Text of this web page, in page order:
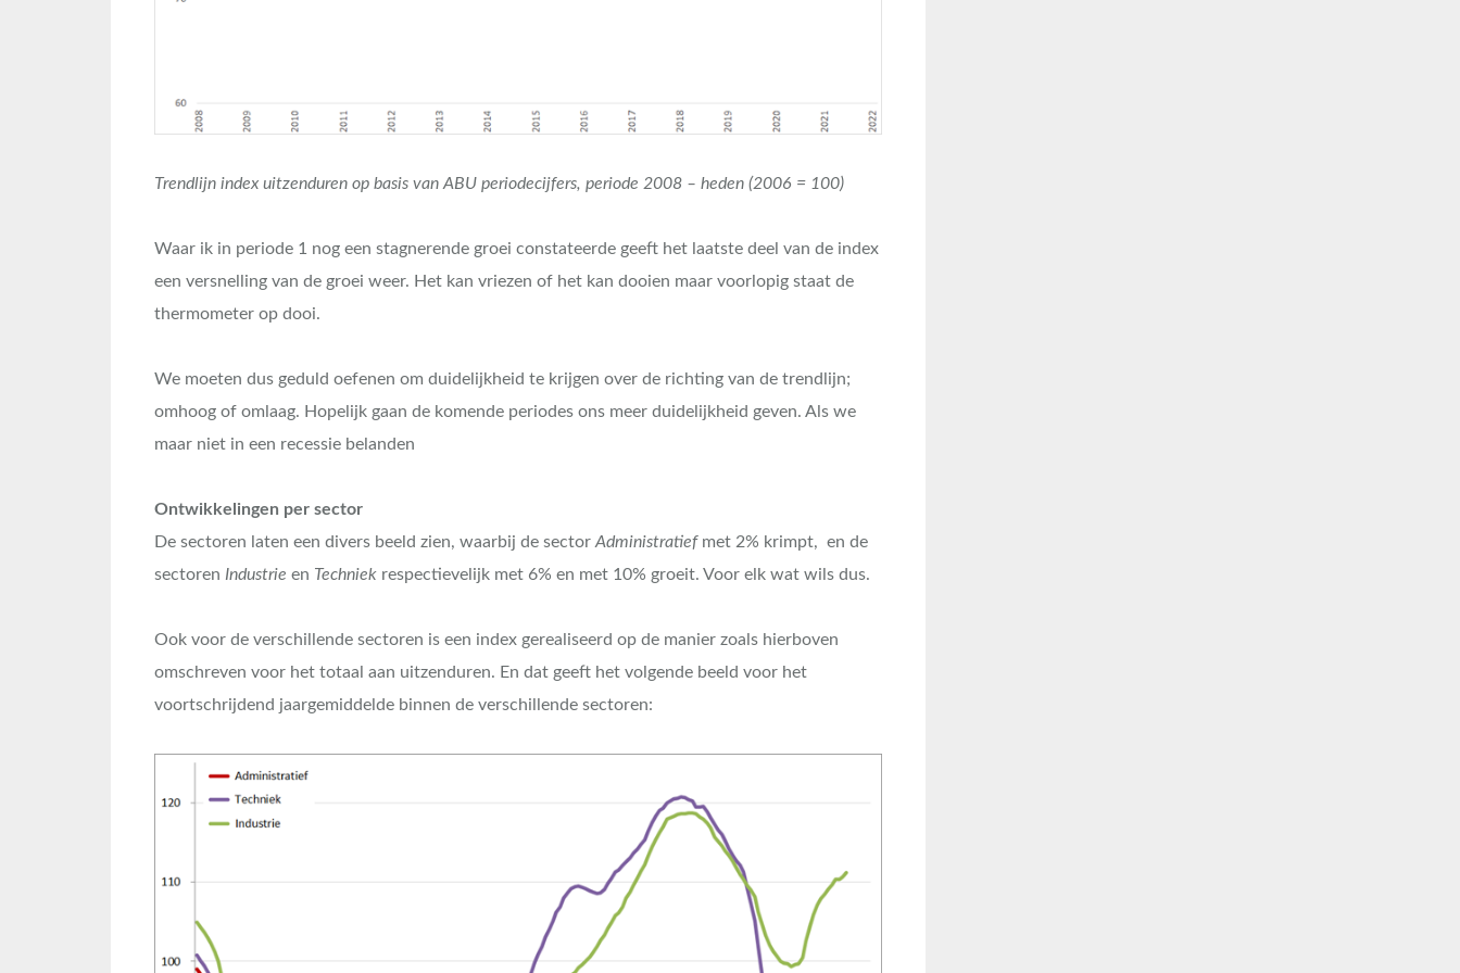
Trendlijn index uitzenduren op basis van ABU periodecijfers, periode 2008 – heden (2006 = 100)
Waar ik in periode 1 nog een stagnerende groei constateerde geeft het laatste deel van de index
een versnelling van de groei weer. Het kan vriezen of het kan dooien maar voorlopig staat de
thermometer op dooi.
We moeten dus geduld oefenen om duidelijkheid te krijgen over de richting van de trendlijn;
omhoog of omlaag. Hopelijk gaan de komende periodes ons meer duidelijkheid geven. Als we
maar niet in een recessie belanden
Ontwikkelingen per sector
De sectoren laten een divers beeld zien, waarbij de sectorAdministratiefmet 2% krimpt, en de
sectoren Industrie en Techniek respectievelijk met 6% en met 10% groeit. Voor elk wat wils dus.
Ook voor de verschillende sectoren is een index gerealiseerd op de manier zoals hierboven
omschreven voor het totaal aan uitzenduren. En dat geeft het volgende beeld voor het
voortschrijdend jaargemiddelde binnen de verschillende sectoren: